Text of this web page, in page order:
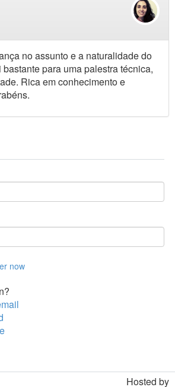
no assunto e a naturalidade do
para uma palestra técnica,
Rica em conhecimento e
now
Hosted by